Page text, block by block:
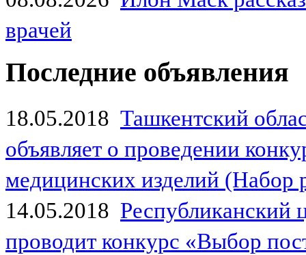
врачей
Последние объявления
18.05.2018 Ташкентский
объявляет о проведении
медицинских изделий (Набор
14.05.2018
проводит конкурс «Выбор